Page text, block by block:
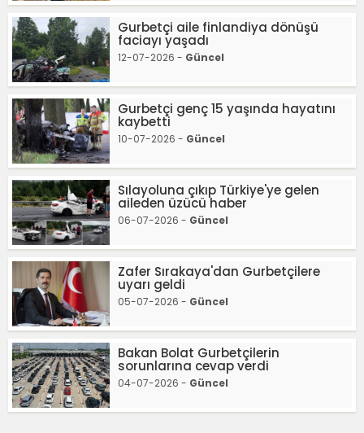
Gurbetçi aile finlandiya dönüşü
faciayı yaşadı
12-07-2026 - Güncel
Gurbetçi genç 15 yaşında hayatını
kaybetti
10-07-2026 - Güncel
Sılayoluna çıkıp Türkiye'ye gelen
aileden üzücü haber
06-07-2026 - Güncel
Zafer Sırakaya'dan Gurbetçilere
uyarı geldi
05-07-2026 - Güncel
Bakan Bolat Gurbetçilerin
sorunlarına cevap verdi
04-07-2026 - Güncel